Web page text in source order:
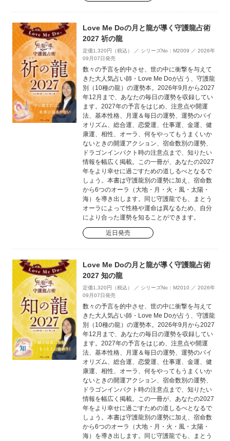
Love Me Doの月と龍が導く守護龍占術
2027 祈の龍
定価1,320円（税込） ／ シリーズNo：M2009 ／ 2026年
09月07日発売
数々の予言を的中させ、世の中に衝撃を与えて
きた大人気占い師・Love Me Doが占う、守護龍
別（10種の龍）の運勢本。2026年9月から2027
年12月まで、あなたの毎日の運勢を収録してい
ます。2027年の予言をはじめ、注意点や開運
法、基本性格、月運＆毎日の運勢、運勢のバイ
オリズム、総合運、恋愛運、仕事運、金運、健
康運、相性、オーラ、何をやってもうまくいか
ないときの開運アクション、宿命数別の運勢、
ドラゴンインパクト時の注意点まで、知りたい
情報を幅広く掲載。この一冊が、あなたの2027
年をより幸せに過ごすための道しるべとなるで
しょう。本書は守護龍別の運勢に加え、宿命数
から6つのオーラ（大地・月・火・風・太陽・
海）を導き出します。同じ守護龍でも、まとう
オーラによって性格や運命は異なるため、自分
により合った運勢を知ることができます。
近日発売
Love Me Doの月と龍が導く守護龍占術
2027 知の龍
定価1,320円（税込） ／ シリーズNo：M2010 ／ 2026年
09月07日発売
数々の予言を的中させ、世の中に衝撃を与えて
きた大人気占い師・Love Me Doが占う、守護龍
別（10種の龍）の運勢本。2026年9月から2027
年12月まで、あなたの毎日の運勢を収録してい
ます。2027年の予言をはじめ、注意点や開運
法、基本性格、月運＆毎日の運勢、運勢のバイ
オリズム、総合運、恋愛運、仕事運、金運、健
康運、相性、オーラ、何をやってもうまくいか
ないときの開運アクション、宿命数別の運勢、
ドラゴンインパクト時の注意点まで、知りたい
情報を幅広く掲載。この一冊が、あなたの2027
年をより幸せに過ごすための道しるべとなるで
しょう。本書は守護龍別の運勢に加え、宿命数
から6つのオーラ（大地・月・火・風・太陽・
海）を導き出します。同じ守護龍でも、まとう